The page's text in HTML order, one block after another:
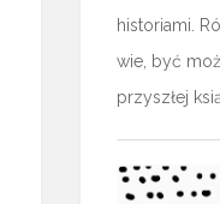
historiami.
wie, być
przyszłej